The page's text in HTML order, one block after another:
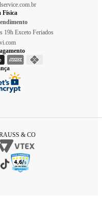
Física
19h Exceto Feriados
& CO